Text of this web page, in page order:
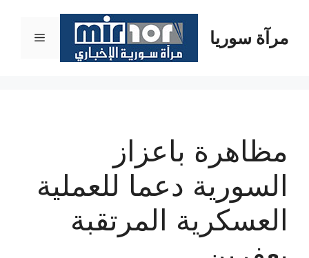
المحتوىمرآة سوريا القائمة
مظاهرة باعزاز
السورية دعما للعملية
العسكرية المرتقبة